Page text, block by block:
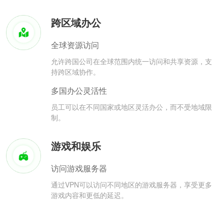
跨区域办公
全球资源访问
允许跨国公司在全球范围内统一访问和共享资源，支
持跨区域协作。
多国办公灵活性
员工可以在不同国家或地区灵活办公，而不受地域限
制。
游戏和娱乐
访问游戏服务器
通过VPN可以访问不同地区的游戏服务器，享受更多
游戏内容和更低的延迟。